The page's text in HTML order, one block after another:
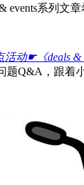
系列文
活动☛《deals &
题Q&A，跟着